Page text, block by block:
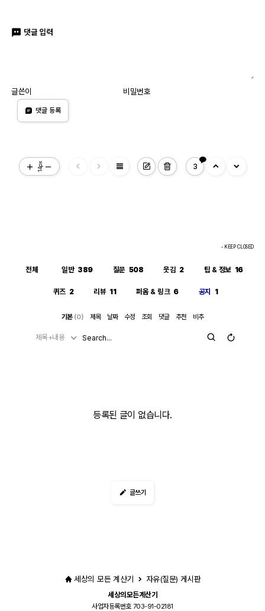
댓글 입력
글쓴이 비밀번호
댓글 등록
14px view_headline 3
- KEEP CLOSED
전체 일반 389 질문 508 웃김 2 팁 & 정보 16
퀴즈 2 리뷰 11 퍼옴 & 링크 6 공지 1
기본 (0) 제목 날짜 수정 조회 댓글 추천 비추
제목+내용
등록된 글이 없습니다.
글쓰기
세상의 모든 계산기 자유(질문) 게시판
세상의모든계산기
사업자등록번호 703-91-02181